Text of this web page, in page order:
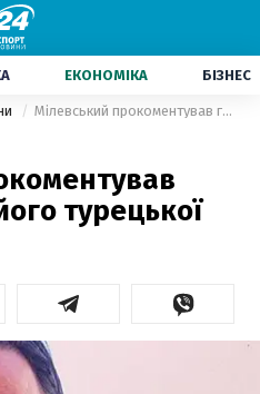
ЕКОНОМІКА БІЗНЕС
Мілевський прокоментував гучну поразку його турецької команди
турецької